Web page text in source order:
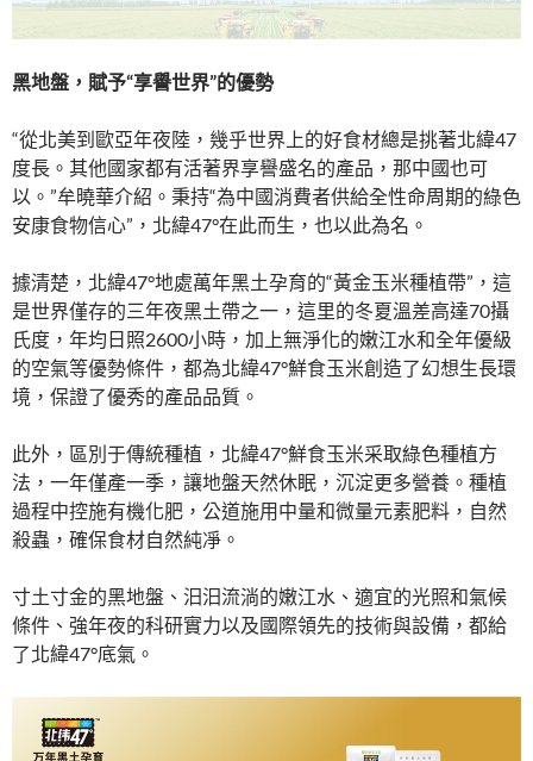
黑地盤，賦予“享譽世界”的優勢
“從北美到歐亞年夜陸，幾乎世界上的好食材總是挑著北緯47
度長。其他國家都有活著界享譽盛名的產品，那中國也可
以。”牟曉華介紹。秉持“為中國消費者供給全性命周期的綠色
安康食物信心”，北緯47°在此而生，也以此為名。
據清楚，北緯47°地處萬年黑土孕育的“黃金玉米種植帶”，這
是世界僅存的三年夜黑土帶之一，這里的冬夏溫差高達70攝
氏度，年均日照2600小時，加上無淨化的嫩江水和全年優級
的空氣等優勢條件，都為北緯47°鮮食玉米創造了幻想生長環
境，保證了優秀的產品品質。
此外，區別于傳統種植，北緯47°鮮食玉米采取綠色種植方
法，一年僅產一季，讓地盤天然休眠，沉淀更多營養。種植
過程中控施有機化肥，公道施用中量和微量元素肥料，自然
殺蟲，確保食材自然純凈。
寸土寸金的黑地盤、汩汩流淌的嫩江水、適宜的光照和氣候
條件、強年夜的科研實力以及國際領先的技術與設備，都給
了北緯47°底氣。